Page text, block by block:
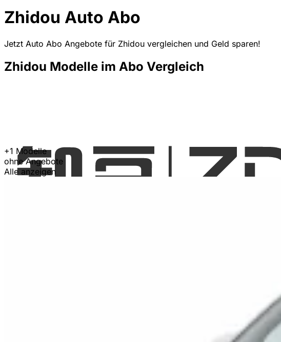
Zhidou Auto Abo
Jetzt Auto Abo Angebote für Zhidou vergleichen und Geld sparen!
Zhidou Modelle im Abo Vergleich
+1 Modelle
ohne Angebote
Alle anzeigen